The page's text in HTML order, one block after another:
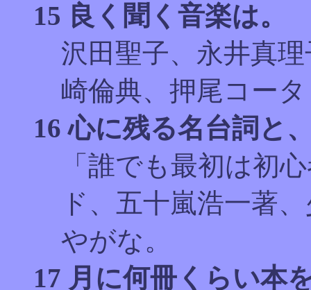
15 良く聞く音楽は。
沢田聖子、永井真
崎倫典、押尾コー
16 心に残る名台詞と
「誰でも最初は初
ド、五十嵐浩一著
やがな。
17 月に何冊くらい本